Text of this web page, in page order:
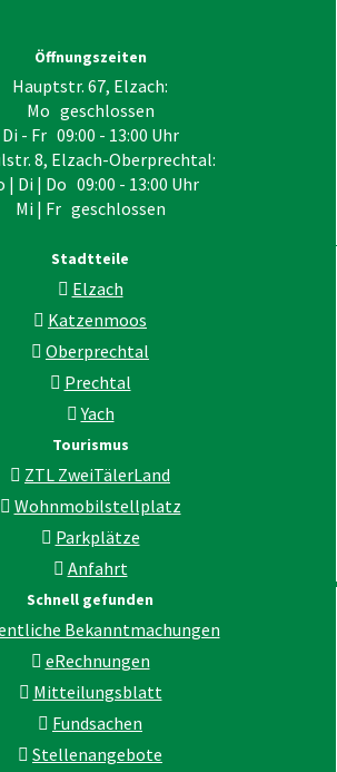
Öffnungszeiten
Hauptstr. 67, Elzach:
Mo geschlossen
Di - Fr 09:00 - 13:00 Uhr
8, Elzach-Oberprechtal:
| Di | Do 09:00 - 13:00 Uhr
Mi | Fr geschlossen
Stadtteile
Elzach
Katzenmoos
Oberprechtal
Prechtal
Yach
Tourismus
ZTL ZweiTälerLand
Wohnmobilstellplatz
Parkplätze
Anfahrt
Schnell gefunden
Bekanntmachungen
eRechnungen
Mitteilungsblatt
Fundsachen
Stellenangebote